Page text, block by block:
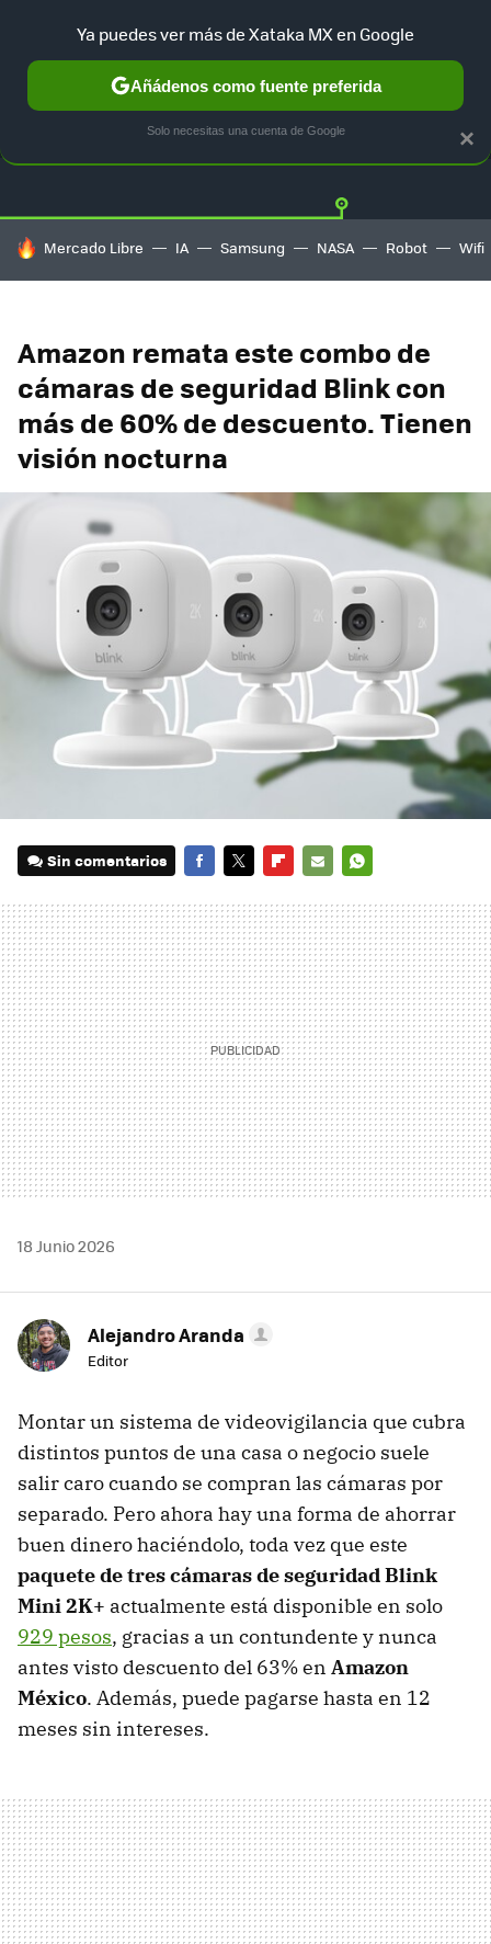
GUÍA DE COMPRAS MERCADO LIBRE
HOY SE HABLA DE
Mercado Libre IA Samsung NASA Robot Wifi
Amazon remata este combo de
cámaras de seguridad Blink con
más de 60% de descuento. Tienen
visión nocturna
Sin comentarios
MAIL
18 Junio 2026
Alejandro Aranda
Editor
Montar un sistema de videovigilancia que cubra
distintos puntos de una casa o negocio suele
salir caro cuando se compran las cámaras por
separado. Pero ahora hay una forma de ahorrar
buen dinero haciéndolo, toda vez que este
paquete de tres cámaras de seguridad Blink
Mini 2K+ actualmente está disponible en solo
929 pesos, gracias a un contundente y nunca
antes visto descuento del 63% en Amazon
México. Además, puede pagarse hasta en 12
meses sin intereses.
×
Ya puedes ver más de Xataka MX en Google
Añádenos como fuente preferida
Solo necesitas una cuenta de Google